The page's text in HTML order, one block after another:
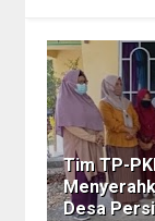
Tim TP-
Desa